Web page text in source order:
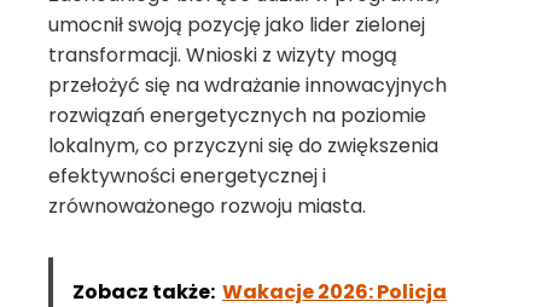
umocnił swoją pozycję jako lider zielonej
transformacji. Wnioski z wizyty mogą
przełożyć się na wdrażanie innowacyjnych
rozwiązań energetycznych na poziomie
lokalnym, co przyczyni się do zwiększenia
efektywności energetycznej i
zrównoważonego rozwoju miasta.
Zobacz także: Wakacje 2026: Policja